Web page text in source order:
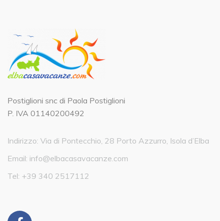
Postiglioni snc di Paola Postiglioni
P. IVA 01140200492
Indirizzo: Via di Pontecchio, 28 Porto Azzurro, Isola d’Elba
Email: info@elbacasavacanze.com
Tel: +39 340 2517112